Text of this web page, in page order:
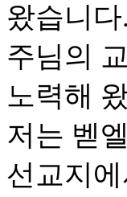
왔습니
주님의
노력해
저는 벧
선교지